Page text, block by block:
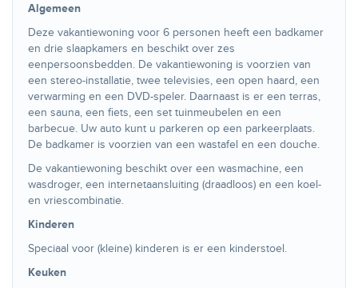
Algemeen
Deze vakantiewoning voor 6 personen heeft een badkamer
en drie slaapkamers en beschikt over zes
eenpersoonsbedden. De vakantiewoning is voorzien van
een stereo-installatie, twee televisies, een open haard, een
verwarming en een DVD-speler. Daarnaast is er een terras,
een sauna, een fiets, een set tuinmeubelen en een
barbecue. Uw auto kunt u parkeren op een parkeerplaats.
De badkamer is voorzien van een wastafel en een douche.
De vakantiewoning beschikt over een wasmachine, een
wasdroger, een internetaansluiting (draadloos) en een koel-
en vriescombinatie.
Kinderen
Speciaal voor (kleine) kinderen is er een kinderstoel.
Keuken